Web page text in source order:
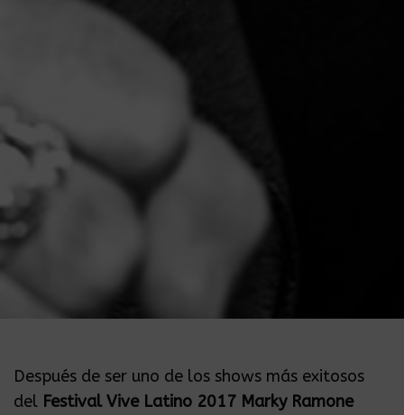
Después de ser uno de los shows más exitosos
del Festival Vive Latino 2017 Marky Ramone